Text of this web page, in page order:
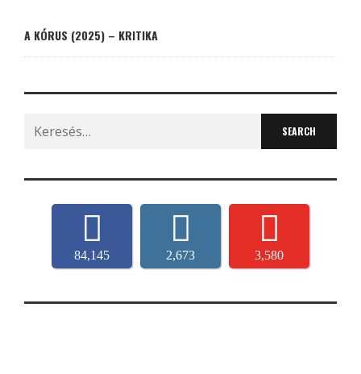
A KÓRUS (2025) – KRITIKA
Search
for:
84,145 2,673 3,580